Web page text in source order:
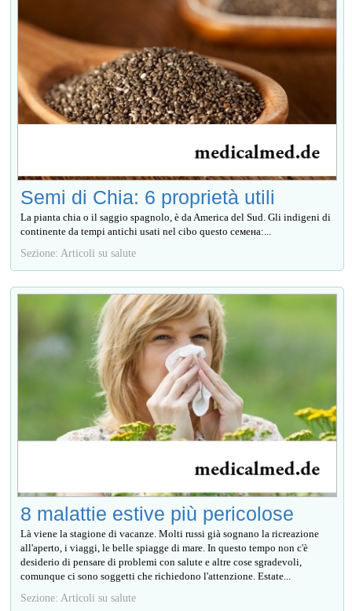
Semi di Chia: 6 proprietà utili
La pianta chia o il saggio spagnolo, è da America del Sud. Gli indigeni di
continente da tempi antichi usati nel cibo questo семена:...
Sezione: Articoli su salute
8 malattie estive più pericolose
Là viene la stagione di vacanze. Molti russi già sognano la ricreazione
all'aperto, i viaggi, le belle spiagge di mare. In questo tempo non c'è
desiderio di pensare di problemi con salute e altre cose sgradevoli,
comunque ci sono soggetti che richiedono l'attenzione. Estate...
Sezione: Articoli su salute